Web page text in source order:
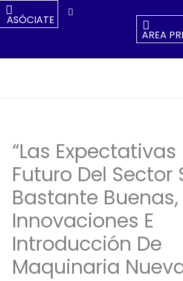
AlASÓCIATE
AREA
“Las Expectativas
Futuro Del Sector
Bastante
Innovaciones E
Introducción De
Maquinaria